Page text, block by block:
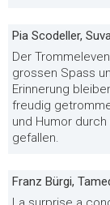
Pia Scodeller,
Der
grossen Spass
Erinnerung
freudig
und Humor
gefallen.
Franz Bürgi,